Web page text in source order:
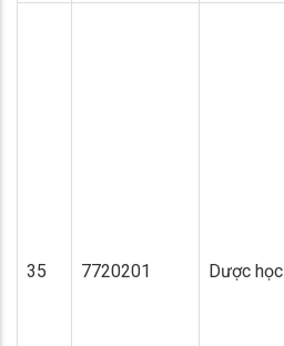
35 7720201 Dược học